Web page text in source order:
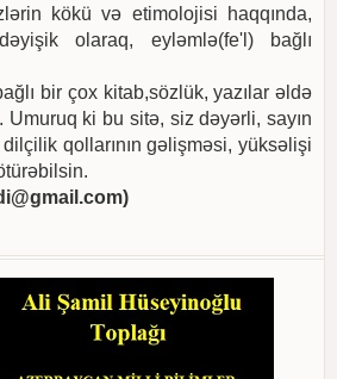
kökü və etimolojisi haqqında,
olaraq, eyləmlə(fe'l) bağlı
bir çox kitab,sözlük, yazılar əldə
ki bu sitə, siz dəyərli, sayın
dilçilik qollarının gəlişməsi, yüksəlişi
)